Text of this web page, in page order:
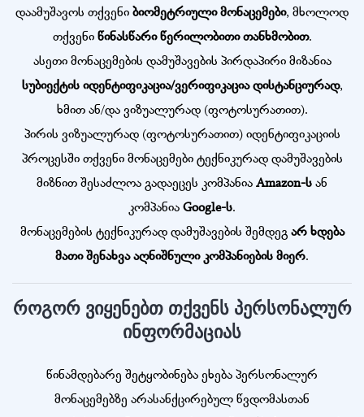
დაამუშავოს თქვენი ბიომეტრიული მონაცემები, მხოლოდ
თქვენი წინასწარი წერილობითი თანხმობით.
ასეთი მონაცემების დამუშავების პირდაპირი მიზანია
სუბიექტის იდენტიფიკაცია/ვერიფიკაცია დისტანციურად,
ხმით ან/და ვიზუალურად (ფოტოსურათით).
პირის ვიზუალურად (ფოტოსურათით) იდენტიფიკაციის
პროცესში თქვენი მონაცემები ტექნიკურად დამუშავების
მიზნით შესაძლოა გადაეცეს კომპანია Amazon-ს ან
კომპანია Google-ს.
მონაცემების ტექნიკურად დამუშავების შემდეგ არ ხდება
მათი შენახვა აღნიშნული კომპანიების მიერ.
როგორ ვიყენებთ თქვენს პერსონალურ
ინფორმაციას
წინამდებარე შეტყობინება ეხება პერსონალურ
მონაცემებზე არასანქცირებულ წვდომასთან